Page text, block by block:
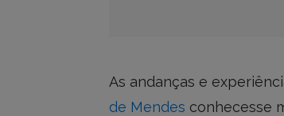
As andanças e
de Mendes conhecesse